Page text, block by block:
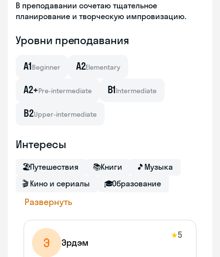
В преподавании сочетаю тщательное
планирование и творческую импровизацию.
Уровни преподавания
A1Beginner A2Elementary
A2+Pre-intermediate B1Intermediate
B2Upper-intermediate
Интересы
🏖Путешествия 📚Книги 🎵 Музыка
🎬 Кино и сериалы 🎓Образование
Развернуть
Э Эрдэм
★5